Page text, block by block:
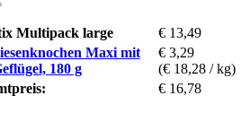
Multipack large
€ 13,49
Maxi mit
180 g
€ 3,29
(€ 18,28 / kg)
€ 16,78